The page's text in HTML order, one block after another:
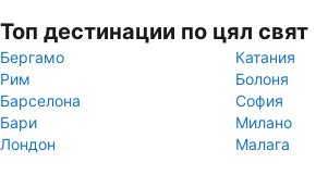
Топ дестинации по цял свят
Бергамо
Катания
Рим
Болоня
Барселона
София
Бари
Милано
Лондон
Малага